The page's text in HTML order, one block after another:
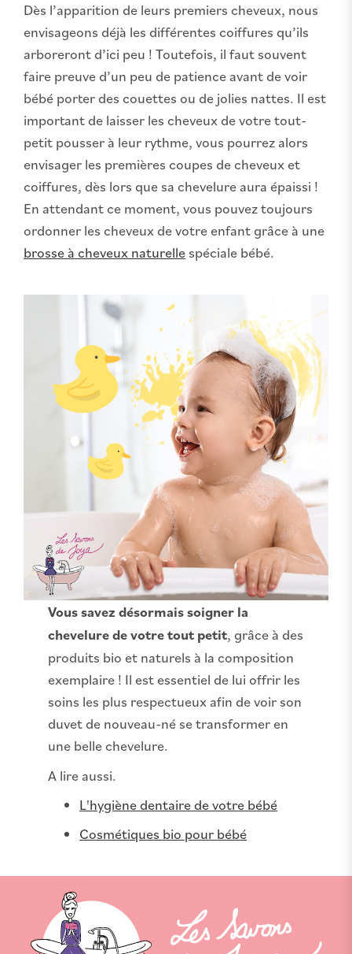
Dès l’apparition de leurs premiers cheveux, nous
envisageons déjà les différentes coiffures qu’ils
arboreront d’ici peu ! Toutefois, il faut souvent
faire preuve d’un peu de patience avant de voir
bébé porter des couettes ou de jolies nattes. Il est
important de laisser les cheveux de votre tout-
petit pousser à leur rythme, vous pourrez alors
envisager les premières coupes de cheveux et
coiffures, dès lors que sa chevelure aura épaissi !
En attendant ce moment, vous pouvez toujours
ordonner les cheveux de votre enfant grâce à une
brosse à cheveux naturelle spéciale bébé.
Vous savez désormais soigner la
chevelure de votre tout petit, grâce à des
produits bio et naturels à la composition
exemplaire ! Il est essentiel de lui offrir les
soins les plus respectueux afin de voir son
duvet de nouveau-né se transformer en
une belle chevelure.
A lire aussi.
L'hygiène dentaire de votre bébé
Cosmétiques bio pour bébé